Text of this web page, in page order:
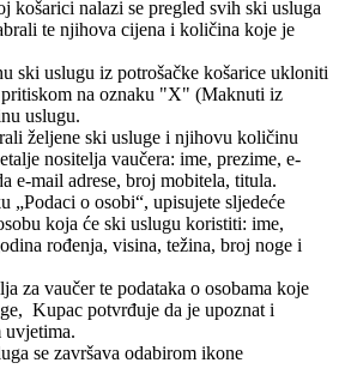
košarici nalazi se pregled svih ski usluga
te njihova cijena i količina koje je
ski uslugu iz potrošačke košarice ukloniti
na oznaku "X" (Maknuti iz
uslugu.
željene ski usluge i njihovu količinu
nositelja vaučera: ime, prezime, e-
e-mail adrese, broj mobitela, titula.
„Podaci o osobi“, upisujete sljedeće
koja će ski uslugu koristiti: ime,
rođenja, visina, težina, broj noge i
za vaučer te podataka o osobama koje
Kupac potvrđuje da je upoznat i
uvjetima.
se završava odabirom ikone